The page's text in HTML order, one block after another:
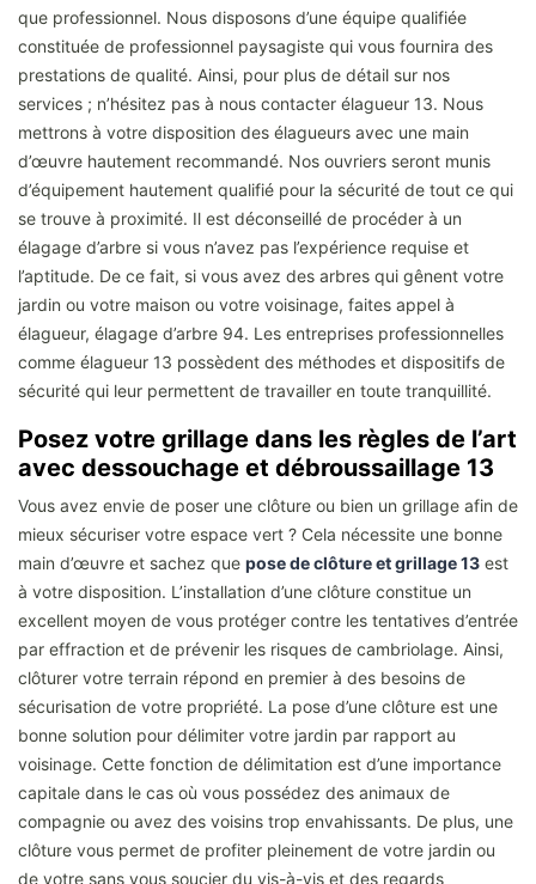
que professionnel. Nous disposons d’une équipe qualifiée
constituée de professionnel paysagiste qui vous fournira des
prestations de qualité. Ainsi, pour plus de détail sur nos
services ; n’hésitez pas à nous contacter élagueur 13. Nous
mettrons à votre disposition des élagueurs avec une main
d’œuvre hautement recommandé. Nos ouvriers seront munis
d’équipement hautement qualifié pour la sécurité de tout ce qui
se trouve à proximité. Il est déconseillé de procéder à un
élagage d’arbre si vous n’avez pas l’expérience requise et
l’aptitude. De ce fait, si vous avez des arbres qui gênent votre
jardin ou votre maison ou votre voisinage, faites appel à
élagueur, élagage d’arbre 94. Les entreprises professionnelles
comme élagueur 13 possèdent des méthodes et dispositifs de
sécurité qui leur permettent de travailler en toute tranquillité.
Posez votre grillage dans les règles de l’art
avec dessouchage et débroussaillage 13
Vous avez envie de poser une clôture ou bien un grillage afin de
mieux sécuriser votre espace vert ? Cela nécessite une bonne
main d’œuvre et sachez que pose de clôture et grillage 13 est
à votre disposition. L’installation d’une clôture constitue un
excellent moyen de vous protéger contre les tentatives d’entrée
par effraction et de prévenir les risques de cambriolage. Ainsi,
clôturer votre terrain répond en premier à des besoins de
sécurisation de votre propriété. La pose d’une clôture est une
bonne solution pour délimiter votre jardin par rapport au
voisinage. Cette fonction de délimitation est d’une importance
capitale dans le cas où vous possédez des animaux de
compagnie ou avez des voisins trop envahissants. De plus, une
clôture vous permet de profiter pleinement de votre jardin ou
de votre sans vous soucier du vis-à-vis et des regards